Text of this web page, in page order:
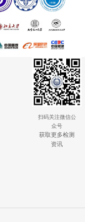
扫码关注微信公
众号
获取更多检测
资讯